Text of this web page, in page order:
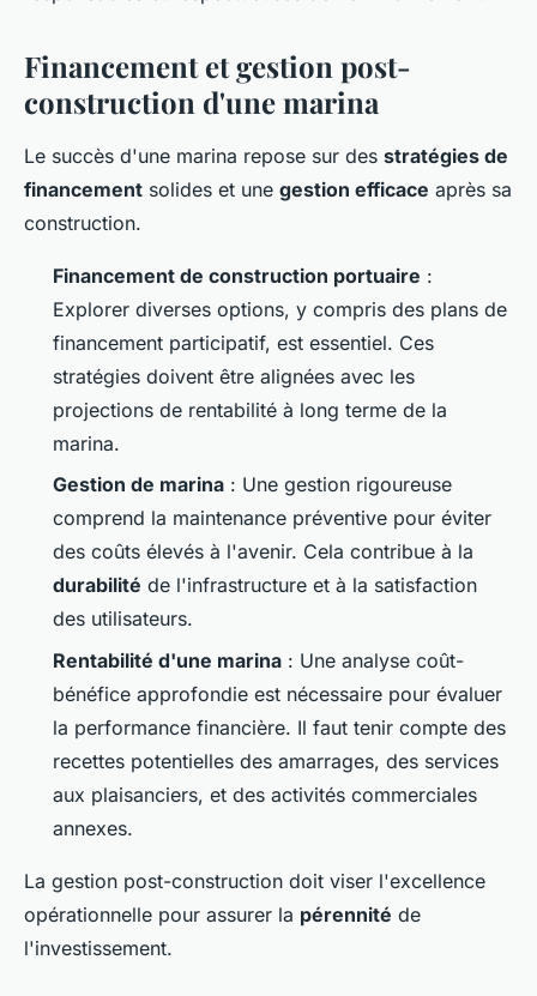
Financement et gestion post-
construction d'une marina
Le succès d'une marina repose sur des stratégies de
financement solides et une gestion efficace après sa
construction.
Financement de construction portuaire :
Explorer diverses options, y compris des plans de
financement participatif, est essentiel. Ces
stratégies doivent être alignées avec les
projections de rentabilité à long terme de la
marina.
Gestion de marina : Une gestion rigoureuse
comprend la maintenance préventive pour éviter
des coûts élevés à l'avenir. Cela contribue à la
durabilité de l'infrastructure et à la satisfaction
des utilisateurs.
Rentabilité d'une marina : Une analyse coût-
bénéfice approfondie est nécessaire pour évaluer
la performance financière. Il faut tenir compte des
recettes potentielles des amarrages, des services
aux plaisanciers, et des activités commerciales
annexes.
La gestion post-construction doit viser l'excellence
opérationnelle pour assurer la pérennité de
l'investissement.